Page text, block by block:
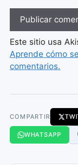
Este sitio usa
Aprende cómo
comentarios.
COMPARTIR
WHATSAPP